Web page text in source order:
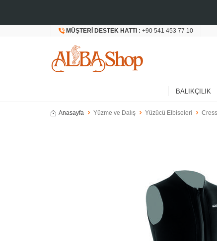
MÜŞTERI DESTEK HATTI : +90 541 453 77 10
BALIKÇILIK
Anasayfa Yüzme ve Dalış Yüzücü Elbiseleri